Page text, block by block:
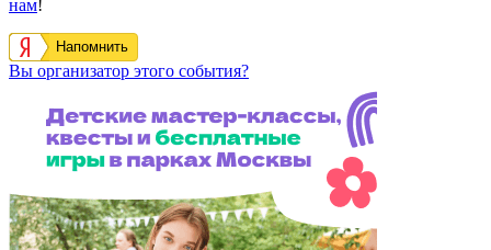
нам!
Напомнить
Вы организатор этого события?